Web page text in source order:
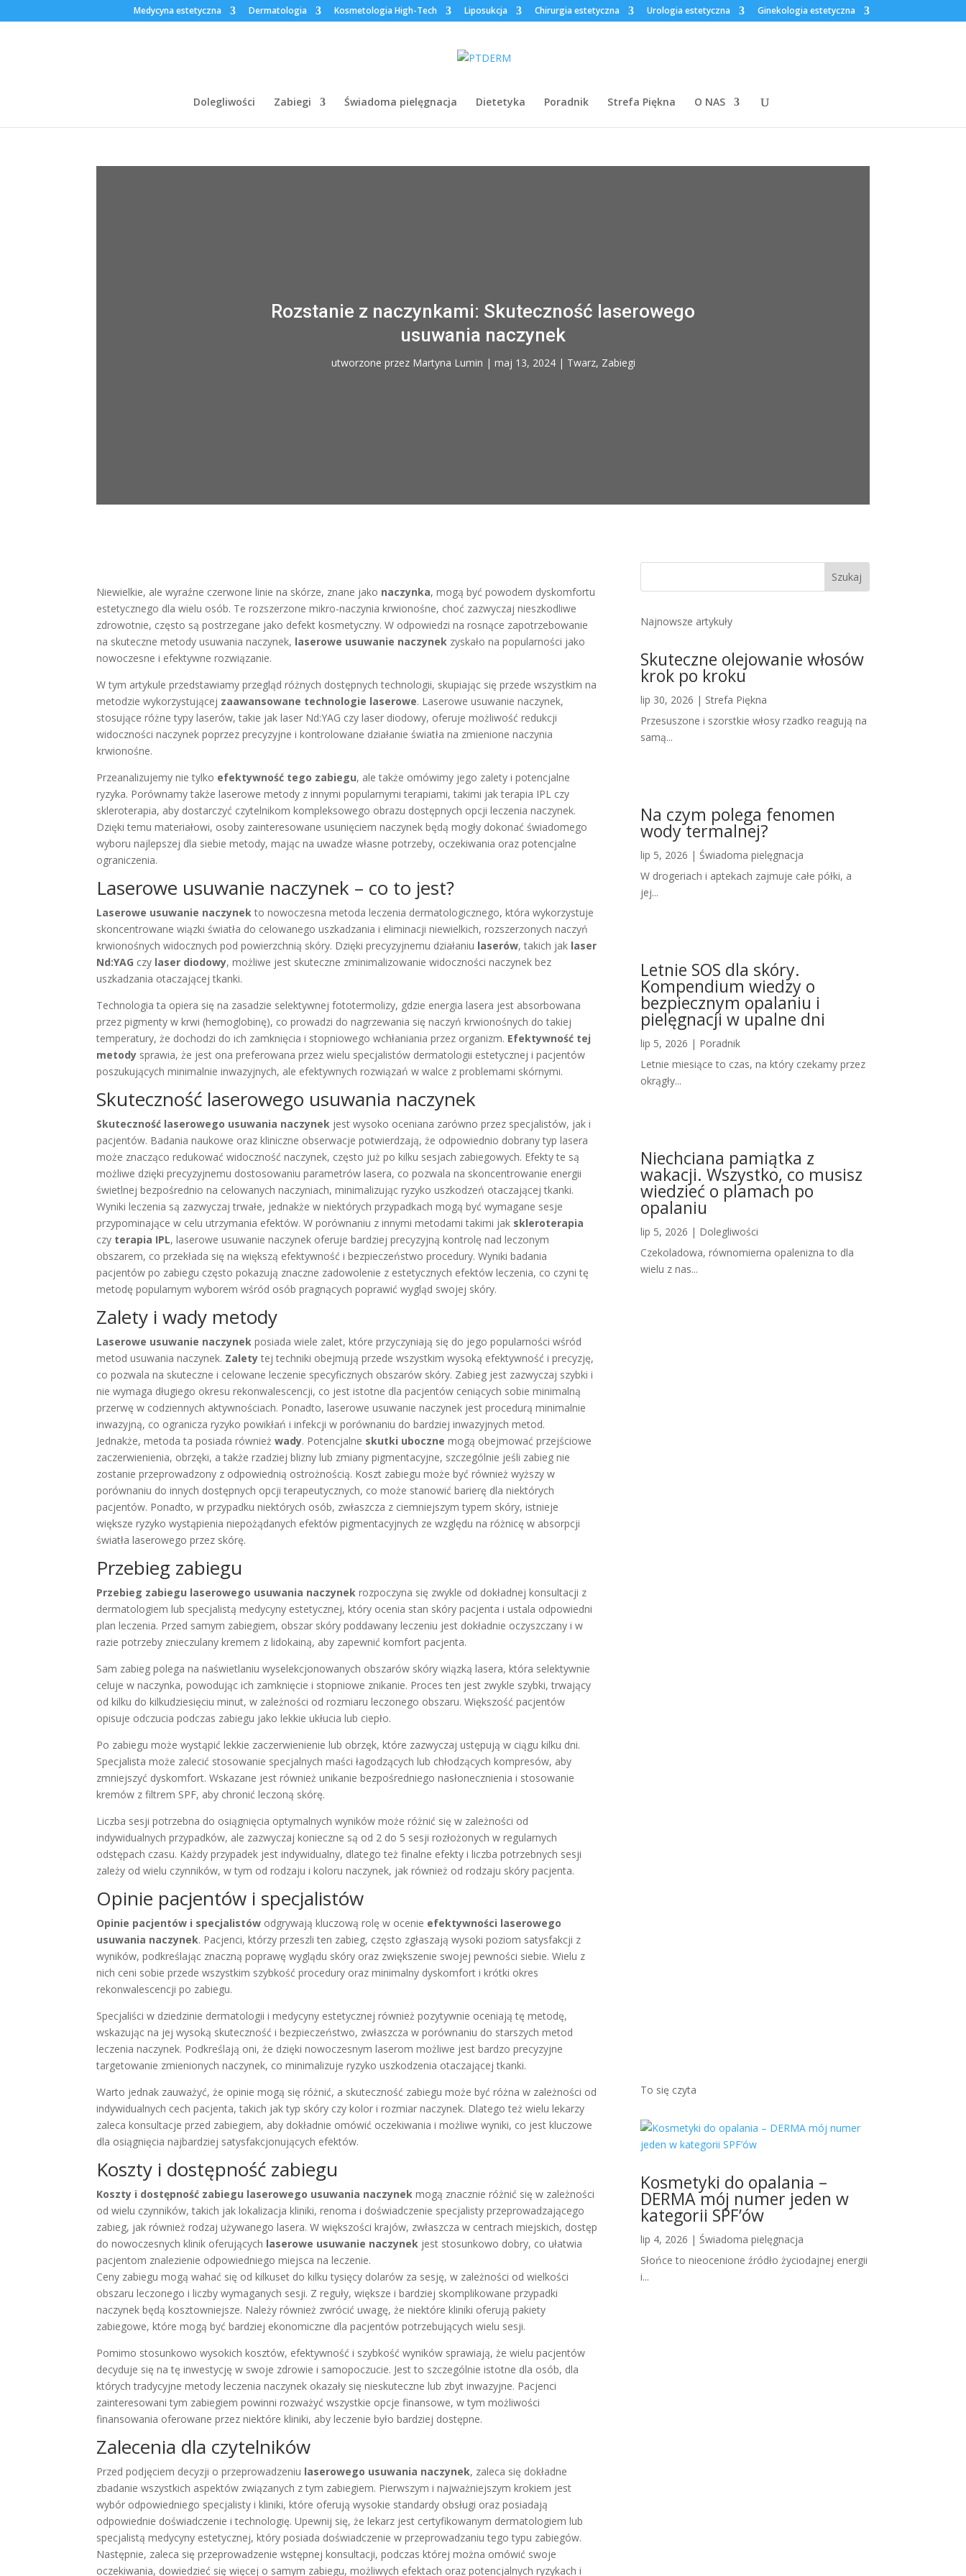
Medycyna estetyczna Dermatologia Kosmetologia High-Tech Liposukcja Chirurgia estetyczna Urologia estetyczna Ginekologia estetyczna
Dolegliwości Zabiegi Świadoma pielęgnacja Dietetyka Poradnik Strefa Piękna O NAS
Rozstanie z naczynkami: Skuteczność laserowego
usuwania naczynek
utworzone przez Martyna Lumin | maj 13, 2024| Twarz, Zabiegi
Niewielkie, ale wyraźne czerwone linie na skórze, znane jako naczynka, mogą być powodem dyskomfortu
estetycznego dla wielu osób. Te rozszerzone mikro-naczynia krwionośne, choć zazwyczaj nieszkodliwe
zdrowotnie, często są postrzegane jako defekt kosmetyczny. W odpowiedzi na rosnące zapotrzebowanie
na skuteczne metody usuwania naczynek, laserowe usuwanie naczynek zyskało na popularności jako
nowoczesne i efektywne rozwiązanie.
W tym artykule przedstawiamy przegląd różnych dostępnych technologii, skupiając się przede wszystkim na
metodzie wykorzystującej zaawansowane technologie laserowe. Laserowe usuwanie naczynek,
stosujące różne typy laserów, takie jak laser Nd:YAG czy laser diodowy, oferuje możliwość redukcji
widoczności naczynek poprzez precyzyjne i kontrolowane działanie światła na zmienione naczynia
krwionośne.
Przeanalizujemy nie tylko efektywność tego zabiegu, ale także omówimy jego zalety i potencjalne
ryzyka. Porównamy także laserowe metody z innymi popularnymi terapiami, takimi jak terapia IPL czy
skleroterapia, aby dostarczyć czytelnikom kompleksowego obrazu dostępnych opcji leczenia naczynek.
Dzięki temu materiałowi, osoby zainteresowane usunięciem naczynek będą mogły dokonać świadomego
wyboru najlepszej dla siebie metody, mając na uwadze własne potrzeby, oczekiwania oraz potencjalne
ograniczenia.
Laserowe usuwanie naczynek – co to jest?
Laserowe usuwanie naczynekto nowoczesna metoda leczenia dermatologicznego, która wykorzystuje
skoncentrowane wiązki światła do celowanego uszkadzania i eliminacji niewielkich, rozszerzonych naczyń
krwionośnych widocznych pod powierzchnią skóry. Dzięki precyzyjnemu działaniu laserów, takich jak laser
Nd:YAG czy laser diodowy, możliwe jest skuteczne zminimalizowanie widoczności naczynek bez
uszkadzania otaczającej tkanki.
Technologia ta opiera się na zasadzie selektywnej fototermolizy, gdzie energia lasera jest absorbowana
przez pigmenty w krwi (hemoglobinę), co prowadzi do nagrzewania się naczyń krwionośnych do takiej
temperatury, że dochodzi do ich zamknięcia i stopniowego wchłaniania przez organizm. Efektywność tej
metody sprawia, że jest ona preferowana przez wielu specjalistów dermatologii estetycznej i pacjentów
poszukujących minimalnie inwazyjnych, ale efektywnych rozwiązań w walce z problemami skórnymi.
Skuteczność laserowego usuwania naczynek
Skuteczność laserowego usuwania naczynek jest wysoko oceniana zarówno przez specjalistów, jak i
pacjentów. Badania naukowe oraz kliniczne obserwacje potwierdzają, że odpowiednio dobrany typ lasera
może znacząco redukować widoczność naczynek, często już po kilku sesjach zabiegowych. Efekty te są
możliwe dzięki precyzyjnemu dostosowaniu parametrów lasera, co pozwala na skoncentrowanie energii
świetlnej bezpośrednio na celowanych naczyniach, minimalizując ryzyko uszkodzeń otaczającej tkanki.
Wyniki leczenia są zazwyczaj trwałe, jednakże w niektórych przypadkach mogą być wymagane sesje
przypominające w celu utrzymania efektów. W porównaniu z innymi metodami takimi jak skleroterapia
czy terapia IPL, laserowe usuwanie naczynek oferuje bardziej precyzyjną kontrolę nad leczonym
obszarem, co przekłada się na większą efektywność i bezpieczeństwo procedury. Wyniki badania
pacjentów po zabiegu często pokazują znaczne zadowolenie z estetycznych efektów leczenia, co czyni tę
metodę popularnym wyborem wśród osób pragnących poprawić wygląd swojej skóry.
Zalety i wady metody
Laserowe usuwanie naczynek posiada wiele zalet, które przyczyniają się do jego popularności wśród
metod usuwania naczynek. Zaletytej techniki obejmują przede wszystkim wysoką efektywność i precyzję,
co pozwala na skuteczne i celowane leczenie specyficznych obszarów skóry. Zabieg jest zazwyczaj szybki i
nie wymaga długiego okresu rekonwalescencji, co jest istotne dla pacjentów ceniących sobie minimalną
przerwę w codziennych aktywnościach. Ponadto, laserowe usuwanie naczynek jest procedurą minimalnie
inwazyjną, co ogranicza ryzyko powikłań i infekcji w porównaniu do bardziej inwazyjnych metod.
Jednakże, metoda ta posiada równieżwady. Potencjalne skutki uboczne mogą obejmować przejściowe
zaczerwienienia, obrzęki, a także rzadziej blizny lub zmiany pigmentacyjne, szczególnie jeśli zabieg nie
zostanie przeprowadzony z odpowiednią ostrożnością. Koszt zabiegu może być również wyższy w
porównaniu do innych dostępnych opcji terapeutycznych, co może stanowić barierę dla niektórych
pacjentów. Ponadto, w przypadku niektórych osób, zwłaszcza z ciemniejszym typem skóry, istnieje
większe ryzyko wystąpienia niepożądanych efektów pigmentacyjnych ze względu na różnicę w absorpcji
światła laserowego przez skórę.
Przebieg zabiegu
Przebieg zabiegu laserowego usuwania naczynek rozpoczyna się zwykle od dokładnej konsultacji z
dermatologiem lub specjalistą medycyny estetycznej, który ocenia stan skóry pacjenta i ustala odpowiedni
plan leczenia. Przed samym zabiegiem, obszar skóry poddawany leczeniu jest dokładnie oczyszczany i w
razie potrzeby znieczulany kremem z lidokainą, aby zapewnić komfort pacjenta.
Sam zabieg polega na naświetlaniu wyselekcjonowanych obszarów skóry wiązką lasera, która selektywnie
celuje w naczynka, powodując ich zamknięcie i stopniowe znikanie. Proces ten jest zwykle szybki, trwający
od kilku do kilkudziesięciu minut, w zależności od rozmiaru leczonego obszaru. Większość pacjentów
opisuje odczucia podczas zabiegu jako lekkie ukłucia lub ciepło.
Po zabiegu może wystąpić lekkie zaczerwienienie lub obrzęk, które zazwyczaj ustępują w ciągu kilku dni.
Specjalista może zalecić stosowanie specjalnych maści łagodzących lub chłodzących kompresów, aby
zmniejszyć dyskomfort. Wskazane jest również unikanie bezpośredniego nasłonecznienia i stosowanie
kremów z filtrem SPF, aby chronić leczoną skórę.
Liczba sesji potrzebna do osiągnięcia optymalnych wyników może różnić się w zależności od
indywidualnych przypadków, ale zazwyczaj konieczne są od 2 do 5 sesji rozłożonych w regularnych
odstępach czasu. Każdy przypadek jest indywidualny, dlatego też finalne efekty i liczba potrzebnych sesji
zależy od wielu czynników, w tym od rodzaju i koloru naczynek, jak również od rodzaju skóry pacjenta.
Opinie pacjentów i specjalistów
Opinie pacjentów i specjalistów odgrywają kluczową rolę w ocenie efektywności laserowego
usuwania naczynek. Pacjenci, którzy przeszli ten zabieg, często zgłaszają wysoki poziom satysfakcji z
wyników, podkreślając znaczną poprawę wyglądu skóry oraz zwiększenie swojej pewności siebie. Wielu z
nich ceni sobie przede wszystkim szybkość procedury oraz minimalny dyskomfort i krótki okres
rekonwalescencji po zabiegu.
Specjaliści w dziedzinie dermatologii i medycyny estetycznej również pozytywnie oceniają tę metodę,
wskazując na jej wysoką skuteczność i bezpieczeństwo, zwłaszcza w porównaniu do starszych metod
leczenia naczynek. Podkreślają oni, że dzięki nowoczesnym laserom możliwe jest bardzo precyzyjne
targetowanie zmienionych naczynek, co minimalizuje ryzyko uszkodzenia otaczającej tkanki.
Warto jednak zauważyć, że opinie mogą się różnić, a skuteczność zabiegu może być różna w zależności od
indywidualnych cech pacjenta, takich jak typ skóry czy kolor i rozmiar naczynek. Dlatego też wielu lekarzy
zaleca konsultacje przed zabiegiem, aby dokładnie omówić oczekiwania i możliwe wyniki, co jest kluczowe
dla osiągnięcia najbardziej satysfakcjonujących efektów.
Koszty i dostępność zabiegu
Koszty i dostępność zabiegu laserowego usuwania naczynek mogą znacznie różnić się w zależności
od wielu czynników, takich jak lokalizacja kliniki, renoma i doświadczenie specjalisty przeprowadzającego
zabieg, jak również rodzaj używanego lasera. W większości krajów, zwłaszcza w centrach miejskich, dostęp
do nowoczesnych klinik oferujących laserowe usuwanie naczynek jest stosunkowo dobry, co ułatwia
pacjentom znalezienie odpowiedniego miejsca na leczenie.
Ceny zabiegu mogą wahać się od kilkuset do kilku tysięcy dolarów za sesję, w zależności od wielkości
obszaru leczonego i liczby wymaganych sesji. Z reguły, większe i bardziej skomplikowane przypadki
naczynek będą kosztowniejsze. Należy również zwrócić uwagę, że niektóre kliniki oferują pakiety
zabiegowe, które mogą być bardziej ekonomiczne dla pacjentów potrzebujących wielu sesji.
Pomimo stosunkowo wysokich kosztów, efektywność i szybkość wyników sprawiają, że wielu pacjentów
decyduje się na tę inwestycję w swoje zdrowie i samopoczucie. Jest to szczególnie istotne dla osób, dla
których tradycyjne metody leczenia naczynek okazały się nieskuteczne lub zbyt inwazyjne. Pacjenci
zainteresowani tym zabiegiem powinni rozważyć wszystkie opcje finansowe, w tym możliwości
finansowania oferowane przez niektóre kliniki, aby leczenie było bardziej dostępne.
Zalecenia dla czytelników
Przed podjęciem decyzji o przeprowadzeniu laserowego usuwania naczynek, zaleca się dokładne
zbadanie wszystkich aspektów związanych z tym zabiegiem. Pierwszym i najważniejszym krokiem jest
wybór odpowiedniego specjalisty i kliniki, które oferują wysokie standardy obsługi oraz posiadają
odpowiednie doświadczenie i technologię. Upewnij się, że lekarz jest certyfikowanym dermatologiem lub
specjalistą medycyny estetycznej, który posiada doświadczenie w przeprowadzaniu tego typu zabiegów.
Następnie, zaleca się przeprowadzenie wstępnej konsultacji, podczas której można omówić swoje
oczekiwania, dowiedzieć się więcej o samym zabiegu, możliwych efektach oraz potencjalnych ryzykach i
Najnowsze artykuły
Skuteczne olejowanie włosów
krok po kroku
lip 30, 2026 | Strefa Piękna
Przesuszone i szorstkie włosy rzadko reagują na
samą...
Na czym polega fenomen
wody termalnej?
lip 5, 2026 | Świadoma pielęgnacja
W drogeriach i aptekach zajmuje całe półki, a
jej...
Letnie SOS dla skóry.
Kompendium wiedzy o
bezpiecznym opalaniu i
pielęgnacji w upalne dni
lip 5, 2026 | Poradnik
Letnie miesiące to czas, na który czekamy przez
okrągły...
Niechciana pamiątka z
wakacji. Wszystko, co musisz
wiedzieć o plamach po
opalaniu
lip 5, 2026 | Dolegliwości
Czekoladowa, równomierna opalenizna to dla
wielu z nas...
To się czyta
Kosmetyki do opalania –
DERMA mój numer jeden w
kategorii SPF’ów
lip 4, 2026 | Świadoma pielęgnacja
Słońce to nieocenione źródło życiodajnej energii
i...